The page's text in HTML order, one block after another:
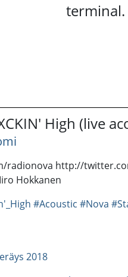
terminal.
High (live
radionova http://
Hokkanen
#Acoustic #Nova
2018